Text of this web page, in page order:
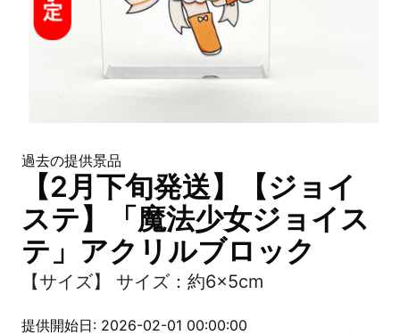
過去の提供景品
【2月下旬発送】【ジョイ
ステ】「魔法少女ジョイス
テ」アクリルブロック
【サイズ】 サイズ：約6×5cm
提供開始日: 2026-02-01 00:00:00